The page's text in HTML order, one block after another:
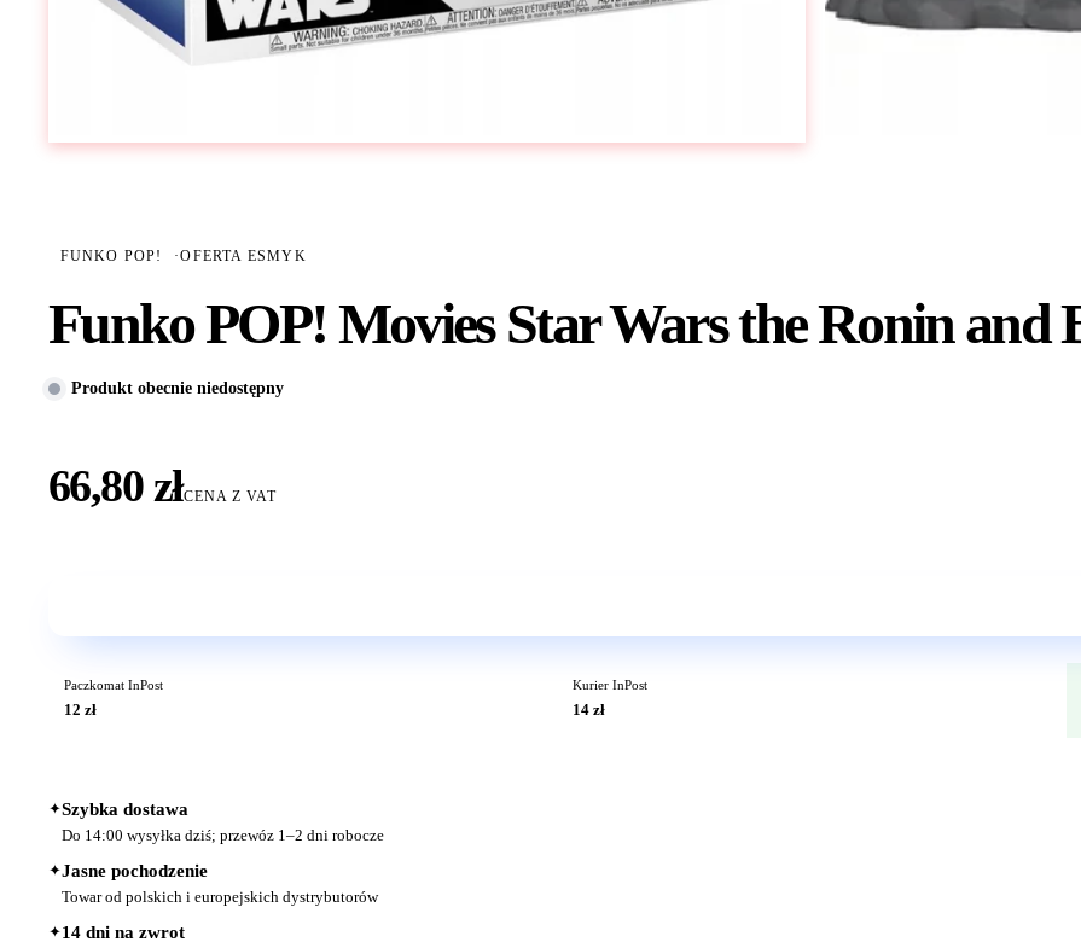
FUNKO POP! ·OFERTA ESMYK
Funko POP! Movies Star Wars the Ronin and
Produkt obecnie niedostępny
66,80 złCENA Z VAT
Paczkomat InPost
12 zł
Kurier InPost
14 zł
✦Szybka dostawa
Do 14:00 wysyłka dziś; przewóz 1–2 dni robocze
✦Jasne pochodzenie
Towar od polskich i europejskich dystrybutorów
✦14 dni na zwrot